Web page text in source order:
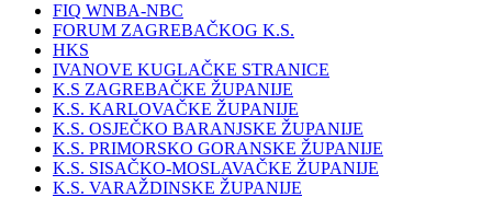
FIQ WNBA-NBC
FORUM ZAGREBAČKOG K.S.
HKS
IVANOVE KUGLAČKE STRANICE
K.S ZAGREBAČKE ŽUPANIJE
K.S. KARLOVAČKE ŽUPANIJE
K.S. OSJEČKO BARANJSKE ŽUPANIJE
K.S. PRIMORSKO GORANSKE ŽUPANIJE
K.S. SISAČKO-MOSLAVAČKE ŽUPANIJE
K.S. VARAŽDINSKE ŽUPANIJE